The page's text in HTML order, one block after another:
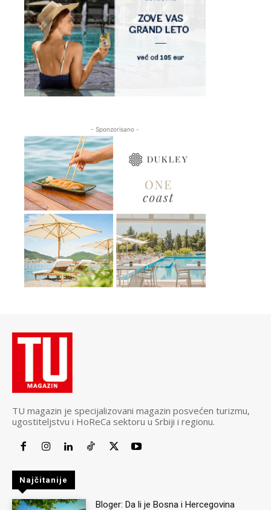
- Sponzorisano -
TU magazin je specijalizovani magazin posvećen turizmu,
ugostiteljstvu i HoReCa sektoru u Srbiji i regionu.
Najčitanije
Bloger: Da li je Bosna i Hercegovina